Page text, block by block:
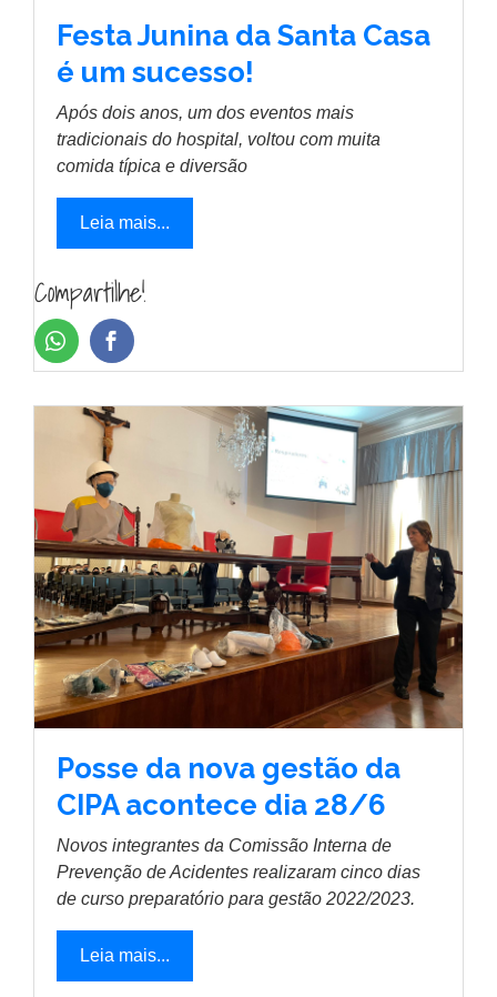
Festa Junina da Santa Casa
é um sucesso!
Após dois anos, um dos eventos mais
tradicionais do hospital, voltou com muita
comida típica e diversão
Leia mais...
Compartilhe!
Posse da nova gestão da
CIPA acontece dia 28/6
Novos integrantes da Comissão Interna de
Prevenção de Acidentes realizaram cinco dias
de curso preparatório para gestão 2022/2023.
Leia mais...